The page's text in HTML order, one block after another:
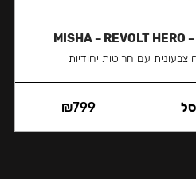
MISHA – REVOLT HERO
צבעונית עם חריטות יחודיות
₪799